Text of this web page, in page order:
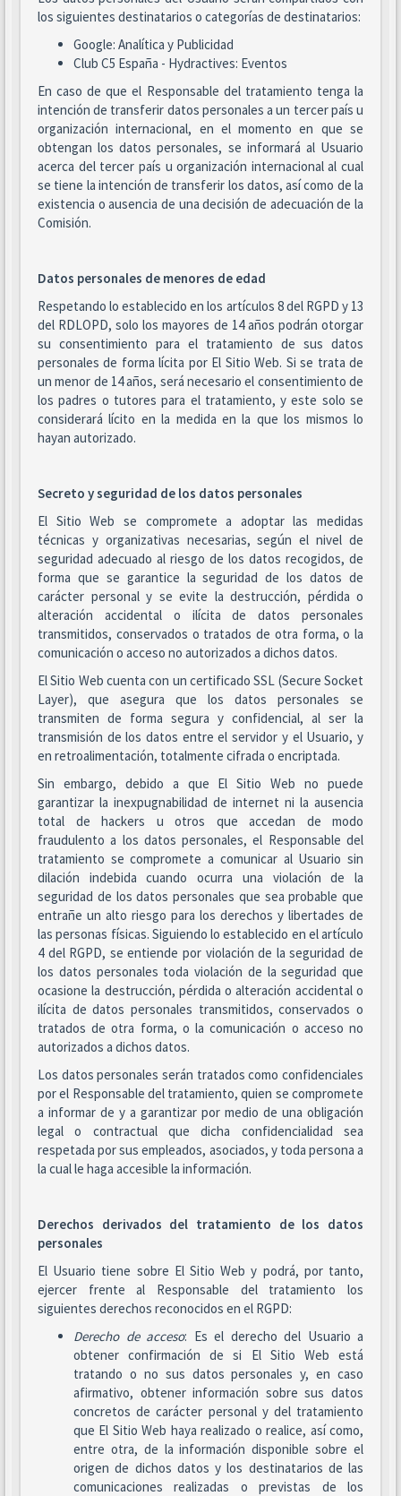
los siguientes destinatarios o categorías de destinatarios:
Google: Analítica y Publicidad
Club C5 España - Hydractives: Eventos
En caso de que el Responsable del tratamiento tenga la
intención de transferir datos personales a un tercer país u
organización internacional, en el momento en que se
obtengan los datos personales, se informará al Usuario
acerca del tercer país u organización internacional al cual
se tiene la intención de transferir los datos, así como de la
existencia o ausencia de una decisión de adecuación de la
Comisión.
Datos personales de menores de edad
Respetando lo establecido en los artículos 8 del RGPD y 13
del RDLOPD, solo los mayores de 14 años podrán otorgar
su consentimiento para el tratamiento de sus datos
personales de forma lícita por El Sitio Web. Si se trata de
un menor de 14 años, será necesario el consentimiento de
los padres o tutores para el tratamiento, y este solo se
considerará lícito en la medida en la que los mismos lo
hayan autorizado.
Secreto y seguridad de los datos personales
El Sitio Web se compromete a adoptar las medidas
técnicas y organizativas necesarias, según el nivel de
seguridad adecuado al riesgo de los datos recogidos, de
forma que se garantice la seguridad de los datos de
carácter personal y se evite la destrucción, pérdida o
alteración accidental o ilícita de datos personales
transmitidos, conservados o tratados de otra forma, o la
comunicación o acceso no autorizados a dichos datos.
El Sitio Web cuenta con un certificado SSL (Secure Socket
Layer), que asegura que los datos personales se
transmiten de forma segura y confidencial, al ser la
transmisión de los datos entre el servidor y el Usuario, y
en retroalimentación, totalmente cifrada o encriptada.
Sin embargo, debido a que El Sitio Web no puede
garantizar la inexpugnabilidad de internet ni la ausencia
total de hackers u otros que accedan de modo
fraudulento a los datos personales, el Responsable del
tratamiento se compromete a comunicar al Usuario sin
dilación indebida cuando ocurra una violación de la
seguridad de los datos personales que sea probable que
entrañe un alto riesgo para los derechos y libertades de
las personas físicas. Siguiendo lo establecido en el artículo
4 del RGPD, se entiende por violación de la seguridad de
los datos personales toda violación de la seguridad que
ocasione la destrucción, pérdida o alteración accidental o
ilícita de datos personales transmitidos, conservados o
tratados de otra forma, o la comunicación o acceso no
autorizados a dichos datos.
Los datos personales serán tratados como confidenciales
por el Responsable del tratamiento, quien se compromete
a informar de y a garantizar por medio de una obligación
legal o contractual que dicha confidencialidad sea
respetada por sus empleados, asociados, y toda persona a
la cual le haga accesible la información.
Derechos derivados del tratamiento de los datos
personales
El Usuario tiene sobre El Sitio Web y podrá, por tanto,
ejercer frente al Responsable del tratamiento los
siguientes derechos reconocidos en el RGPD:
Derecho de acceso: Es el derecho del Usuario a
obtener confirmación de si El Sitio Web está
tratando o no sus datos personales y, en caso
afirmativo, obtener información sobre sus datos
concretos de carácter personal y del tratamiento
que El Sitio Web haya realizado o realice, así como,
entre otra, de la información disponible sobre el
origen de dichos datos y los destinatarios de las
comunicaciones realizadas o previstas de los